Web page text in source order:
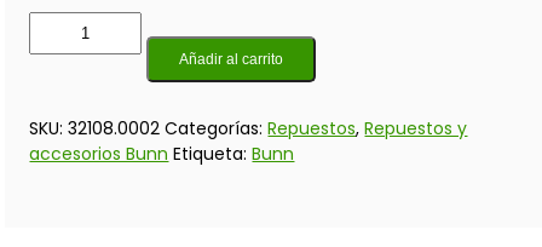
Añadir al carrito
SKU:32108.0002 Categorías:Repuestos,Repuestos y
accesorios Bunn Etiqueta:Bunn